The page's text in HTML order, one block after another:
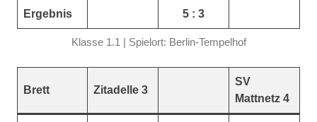
Ergebnis 5 : 3
Klasse 1.1 | Spielort: Berlin-Tempelhof
Brett Zitadelle 3
SV
Mattnetz 4